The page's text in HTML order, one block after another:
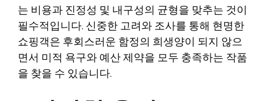
는 비용과 진정성 및 내구성의 균형을 맞추는 것이
필수적입니다. 신중한 고려와 조사를 통해 현명한
쇼핑객은 후회스러운 함정의 희생양이 되지 않으
면서 미적 욕구와 예산 제약을 모두 충족하는 작품
을 찾을 수 있습니다.